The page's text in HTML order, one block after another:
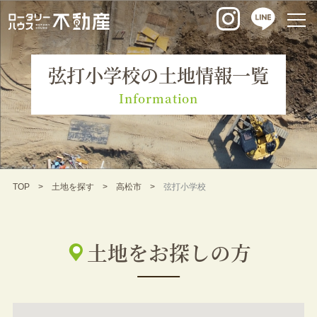
弦打小学校の土地情報一覧
Information
TOP 土地を探す 高松市 弦打小学校
土地をお探しの方